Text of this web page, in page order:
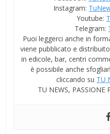
Instagram:
Youtube:
Telegram:
Puoi leggerci anche in
viene pubblicato e
in edicole, bar, centri
è possibile anche
cliccando su TU
TU NEWS, PASSIONE